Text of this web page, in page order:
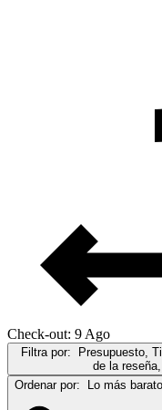
Check-out: 9 Ago
Filtra por:
Presupuesto,
de la
Ordenar por:
Lo más barato